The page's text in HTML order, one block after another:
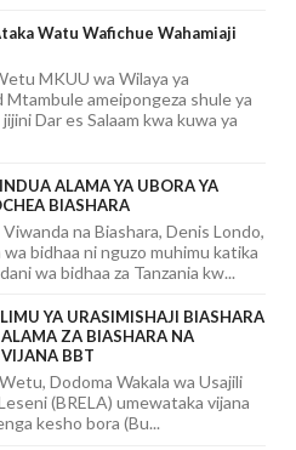
Watu Wafichue Wahamiaji
MKUU wa Wilaya ya
Mtambule ameipongeza shule ya
Dar es Salaam kwa kuwa ya
ALAMA YA UBORA YA
BIASHARA
na Biashara, Denis Londo,
bidhaa ni nguzo muhimu katika
wa bidhaa za Tanzania kw...
YA URASIMISHAJI BIASHARA
ZA BIASHARA NA
BBT
Dodoma Wakala wa Usajili
(BRELA) umewataka vijana
kesho bora (Bu...